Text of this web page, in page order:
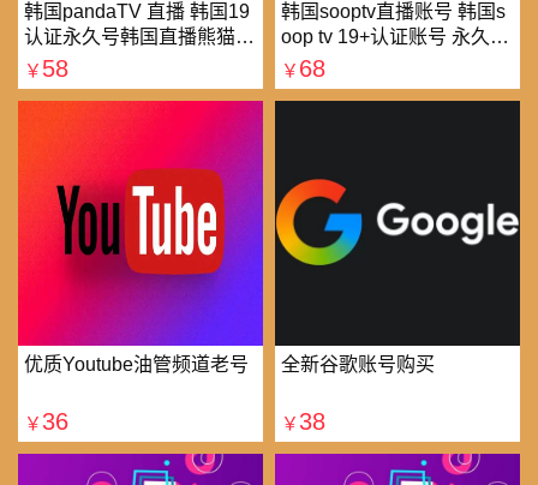
韩国pandaTV 直播 韩国19
认证永久号韩国直播熊猫tv
可改密 一人一号
￥ 58
韩国sooptv直播账号 韩国s
oop tv 19+认证账号 永久使
用
￥ 68
优质Youtube油管频道老号
￥ 36
全新谷歌账号购买
￥ 38